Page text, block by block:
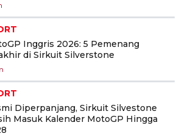
Inggris 2026: 5 Pemenang
di Sirkuit Silverstone
Diperpanjang, Sirkuit Silvestone
Masuk Kalender MotoGP Hingga